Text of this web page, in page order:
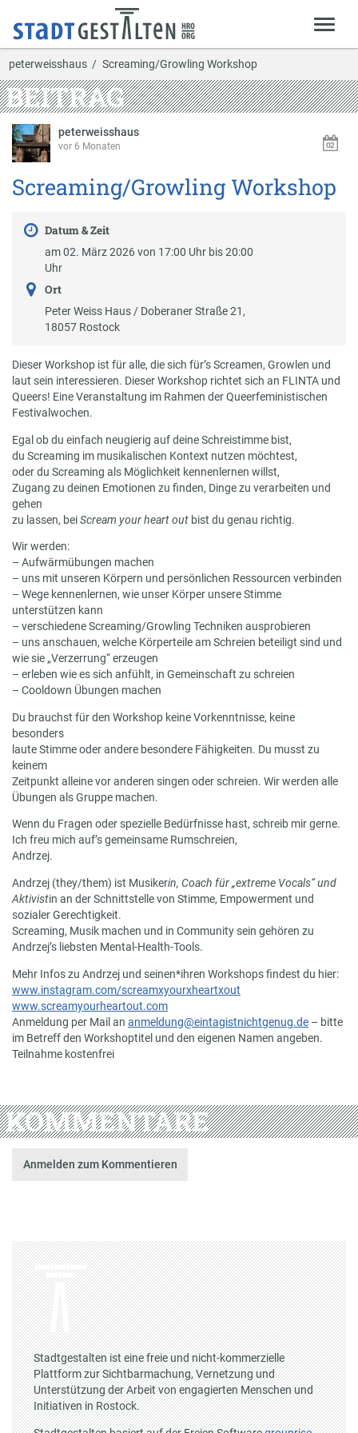
peterweisshaus Screaming/Growling Workshop
BEITRAG
peterweisshaus
vor 6 Monaten
Screaming/Growling Workshop
Datum & Zeit
am 02. März 2026 von 17:00 Uhr bis 20:00
Uhr
Ort
Peter Weiss Haus / Doberaner Straße 21,
18057 Rostock
Dieser Workshop ist für alle, die sich für’s Screamen, Growlen und
laut sein interessieren. Dieser Workshop richtet sich an FLINTA und
Queers! Eine Veranstaltung im Rahmen der Queerfeministischen
Festivalwochen.
Egal ob du einfach neugierig auf deine Schreistimme bist,
du Screaming im musikalischen Kontext nutzen möchtest,
oder du Screaming als Möglichkeit kennenlernen willst,
Zugang zu deinen Emotionen zu finden, Dinge zu verarbeiten und
gehen
zu lassen, beiScream your heart out bist du genau richtig.
Wir werden:
– Aufwärmübungen machen
– uns mit unseren Körpern und persönlichen Ressourcen verbinden
– Wege kennenlernen, wie unser Körper unsere Stimme
unterstützen kann
– verschiedene Screaming/Growling Techniken ausprobieren
– uns anschauen, welche Körperteile am Schreien beteiligt sind und
wie sie „Verzerrung“ erzeugen
– erleben wie es sich anfühlt, in Gemeinschaft zu schreien
– Cooldown Übungen machen
Du brauchst für den Workshop keine Vorkenntnisse, keine
besonders
laute Stimme oder andere besondere Fähigkeiten. Du musst zu
keinem
Zeitpunkt alleine vor anderen singen oder schreien. Wir werden alle
Übungen als Gruppe machen.
Wenn du Fragen oder spezielle Bedürfnisse hast, schreib mir gerne.
Ich freu mich auf’s gemeinsame Rumschreien,
Andrzej.
Andrzej (they/them) ist Musikerin, Coach für „extreme Vocals“ und
Aktivistin an der Schnittstelle von Stimme, Empowerment und
sozialer Gerechtigkeit.
Screaming, Musik machen und in Community sein gehören zu
Andrzej’s liebsten Mental-Health-Tools.
Mehr Infos zu Andrzej und seinen*ihren Workshops findest du hier:
www.instagram.com/screamxyourxheartxout
www.screamyourheartout.com
Anmeldung per Mail an anmeldung@eintagistnichtgenug.de – bitte
im Betreff den Workshoptitel und den eigenen Namen angeben.
Teilnahme kostenfrei
KOMMENTARE
Anmelden zum Kommentieren
Stadtgestalten ist eine freie und nicht-kommerzielle
Plattform zur Sichtbarmachung, Vernetzung und
Unterstützung der Arbeit von engagierten Menschen und
Initiativen in Rostock.